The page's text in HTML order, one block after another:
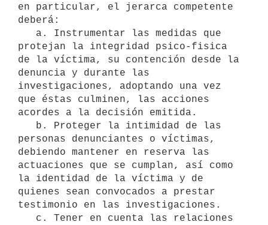
en particular, el jerarca competente
deberá:
protejan la integridad psico-fisica
de la víctima, su contención desde la
denuncia y durante las
investigaciones, adoptando una vez
que éstas culminen, las acciones
acordes a la decisión emitida.
personas denunciantes o víctimas,
debiendo mantener en reserva las
actuaciones que se cumplan, así como
la identidad de la víctima y de
quienes sean convocados a prestar
testimonio en las investigaciones.